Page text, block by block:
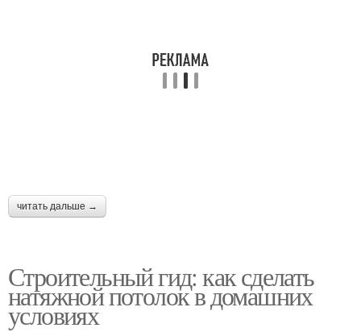
читать дальше →
Строительный гид: как сделать
натяжной потолок в домашних
условиях